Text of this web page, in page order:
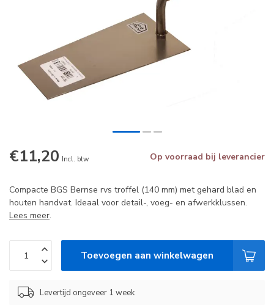
€11,20 Incl. btw Op voorraad bij leverancier
Compacte BGS Bernse rvs troffel (140 mm) met gehard blad en
houten handvat. Ideaal voor detail-, voeg- en afwerkklussen.
Lees meer.
Toevoegen aan winkelwagen
Levertijd ongeveer 1 week